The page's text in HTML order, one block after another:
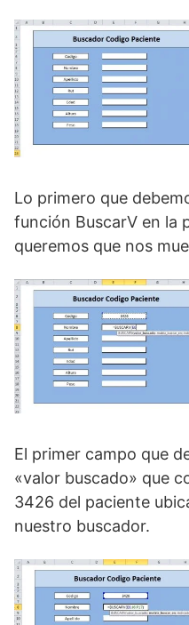
Lo primero que
función BuscarV en la
queremos que nos
El primer campo que
«valor buscado» que
3426 del paciente
nuestro buscador.